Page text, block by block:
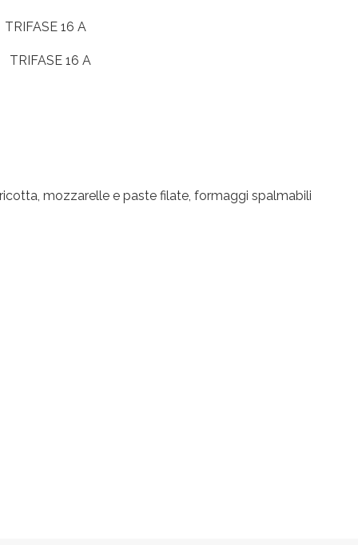
16 A
16 A
mozzarelle e paste filate, formaggi spalmabili